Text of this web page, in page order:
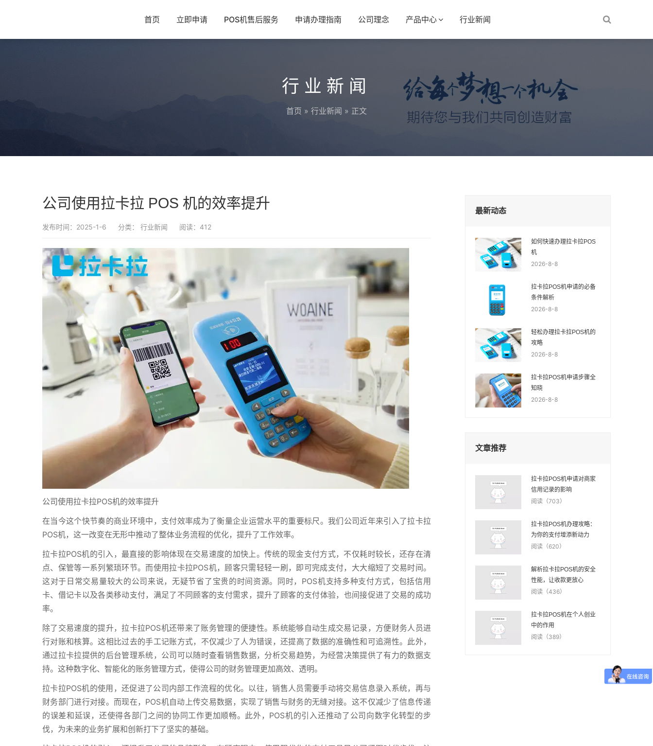
首页 立即申请 POS机售后服务 申请办理指南 公司理念 产品中心 行业新闻
行业新闻
首页 » 行业新闻 » 正文
公司使用拉卡拉 POS 机的效率提升
发布时间：2025-1-6 分类： 行业新闻 阅读：412
公司使用拉卡拉POS机的效率提升
在当今这个快节奏的商业环境中，支付效率成为了衡量企业运营水平的重要标尺。我们公司近年来引入了拉卡拉
POS机，这一改变在无形中推动了整体业务流程的优化，提升了工作效率。
拉卡拉POS机的引入，最直接的影响体现在交易速度的加快上。传统的现金支付方式，不仅耗时较长，还存在清
点、保管等一系列繁琐环节。而使用拉卡拉POS机，顾客只需轻轻一刷，即可完成支付，大大缩短了交易时间。
这对于日常交易量较大的公司来说，无疑节省了宝贵的时间资源。同时，POS机支持多种支付方式，包括信用
卡、借记卡以及各类移动支付，满足了不同顾客的支付需求，提升了顾客的支付体验，也间接促进了交易的成功
率。
除了交易速度的提升，拉卡拉POS机还带来了账务管理的便捷性。系统能够自动生成交易记录，方便财务人员进
行对账和核算。这相比过去的手工记账方式，不仅减少了人为错误，还提高了数据的准确性和可追溯性。此外，
通过拉卡拉提供的后台管理系统，公司可以随时查看销售数据，分析交易趋势，为经营决策提供了有力的数据支
持。这种数字化、智能化的账务管理方式，使得公司的财务管理更加高效、透明。
拉卡拉POS机的使用，还促进了公司内部工作流程的优化。以往，销售人员需要手动将交易信息录入系统，再与
财务部门进行对接。而现在，POS机自动上传交易数据，实现了销售与财务的无缝对接。这不仅减少了信息传递
的误差和延误，还使得各部门之间的协同工作更加顺畅。此外，POS机的引入还推动了公司向数字化转型的步
伐，为未来的业务扩展和创新打下了坚实的基础。
最新动态
如何快速办理拉卡拉POS
机
2026-8-8
拉卡拉POS机申请的必备
条件解析
2026-8-8
轻松办理拉卡拉POS机的
攻略
2026-8-8
拉卡拉POS机申请步骤全
知晓
2026-8-8
文章推荐
拉卡拉POS机申请对商家
信用记录的影响
阅读（703）
拉卡拉POS机办理攻略：
为你的支付增添新动力
阅读（620）
解析拉卡拉POS机的安全
性能，让收款更放心
阅读（436）
拉卡拉POS机在个人创业
中的作用
阅读（389）